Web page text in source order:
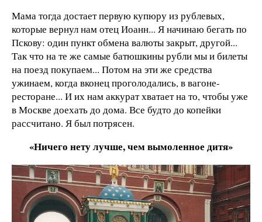
Мама тогда достает первую купюру из рублевых,
которые вернул нам отец Иоанн... Я начинаю бегать по
Пскову: один пункт обмена валюты закрыт, другой...
Так что на те же самые батюшкины рубли мы и билеты
на поезд покупаем... Потом на эти же средства
ужинаем, когда вконец проголодались, в вагоне-
ресторане... И их нам аккурат хватает на то, чтобы уже
в Москве доехать до дома. Все будто до копейки
рассчитано. Я был потрясен.
«Ничего нету лучше, чем вымоленное дитя»